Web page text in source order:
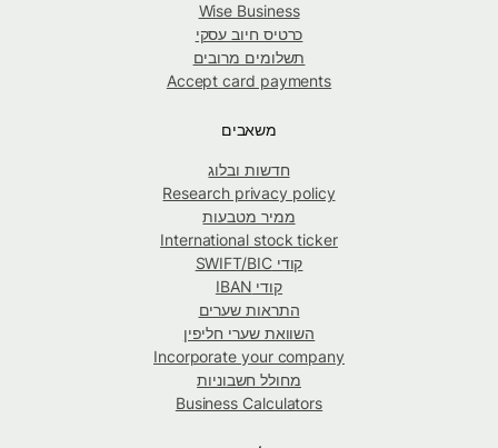
Wise Business
כרטיס חיוב עסקי
תשלומים מרובים
Accept card payments
משאבים
חדשות ובלוג
Research privacy policy
ממיר מטבעות
International stock ticker
קודי SWIFT/BIC
קודי IBAN
התראות שערים
השוואת שערי חליפין
Incorporate your company
מחולל חשבוניות
Business Calculators